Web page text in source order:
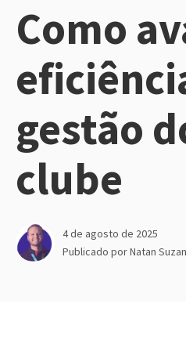
Como
gestão
clube
4 de agosto de 2025
Publicado porNatan